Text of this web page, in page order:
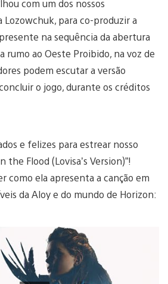
com um dos nossos
Lozowchuk, para co-produzir a
na sequência da abertura
rumo ao Oeste Proibido, na voz de
podem escutar a versão
o jogo, durante os créditos
e felizes para estrear nosso
the Flood (Lovisa’s Version)”!
como ela apresenta a canção em
da Aloy e do mundo de Horizon: